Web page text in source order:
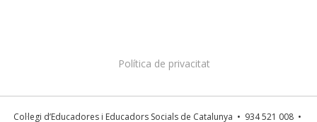
Col·legi d’Educadores i Educadors Socials de Catalunya • 934 521 008 •
Política de privacitat